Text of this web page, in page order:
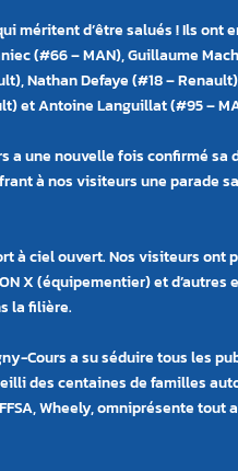
méritent d’être salués ! Ils ont
(#66 – MAN), Guillaume
Nathan Defaye (#18 –
et Antoine Languillat (#95 –
une nouvelle fois confirmé
à nos visiteurs une parade
à ciel ouvert. Nos visiteurs
X (équipementier) et d’autres
la filière.
Cours a su séduire tous les
des centaines de familles
Wheely, omniprésente